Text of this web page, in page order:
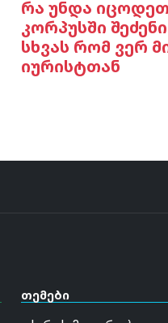
რა უნდა
კორპუსში
სხვას რომ ვერ
იურისტთან
თემები